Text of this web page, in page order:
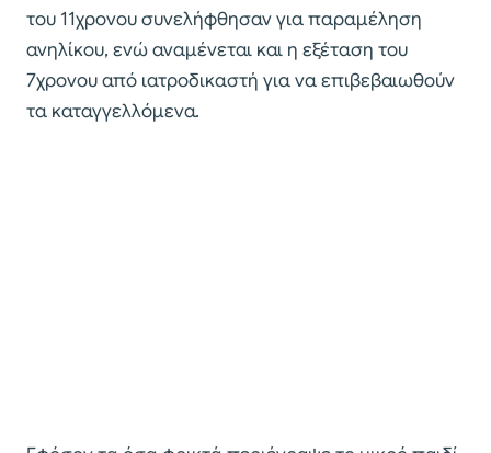
του 11χρονου συνελήφθησαν για παραμέληση
ανηλίκου, ενώ αναμένεται και η εξέταση του
7χρονου από ιατροδικαστή για να επιβεβαιωθούν
τα καταγγελλόμενα.